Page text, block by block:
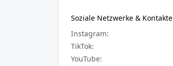
Soziale Netzwerke & Kontakte
Instagram:
TikTok:
YouTube: